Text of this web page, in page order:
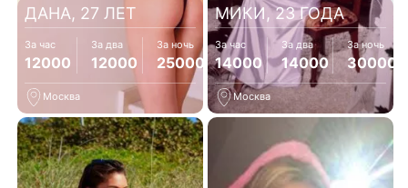
ДАНА, 27 ЛЕТ
За час
12000
За два
12000
За ночь
25000
Москва
МИКИ, 23 ГОДА
За час
14000
За два
14000
За ночь
30000
Москва